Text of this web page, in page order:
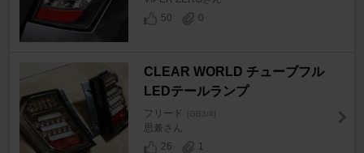
50
0
CLEAR WORLD チューブフル
LEDテールランプ
フリード [GB3/4]
思兼さん
26
1